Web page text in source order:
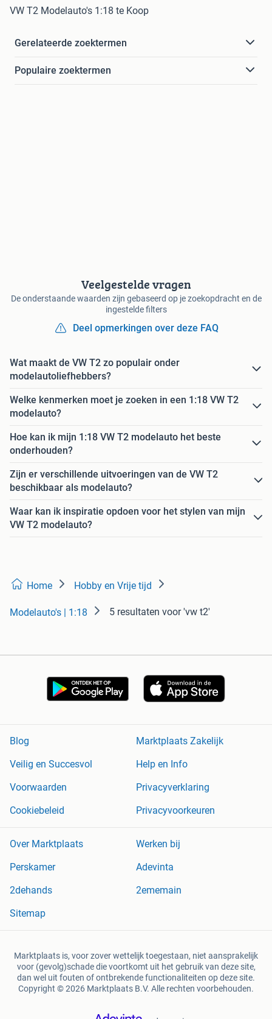
VW T2 Modelauto's 1:18 te Koop
Gerelateerde zoektermen
Populaire zoektermen
Veelgestelde vragen
De onderstaande waarden zijn gebaseerd op je zoekopdracht en de
ingestelde filters
Deel opmerkingen over deze FAQ
Wat maakt de VW T2 zo populair onder
modelautoliefhebbers?
Welke kenmerken moet je zoeken in een 1:18 VW T2
modelauto?
Hoe kan ik mijn 1:18 VW T2 modelauto het beste
onderhouden?
Zijn er verschillende uitvoeringen van de VW T2
beschikbaar als modelauto?
Waar kan ik inspiratie opdoen voor het stylen van mijn
VW T2 modelauto?
Home Hobby en Vrije tijd
Modelauto's | 1:18 5 resultaten voor 'vw t2'
Blog
Marktplaats Zakelijk
Veilig en Succesvol
Help en Info
Voorwaarden
Privacyverklaring
Cookiebeleid
Privacyvoorkeuren
Over Marktplaats
Werken bij
Perskamer
Adevinta
2dehands
2ememain
Sitemap
Marktplaats is, voor zover wettelijk toegestaan, niet aansprakelijk
voor (gevolg)schade die voortkomt uit het gebruik van deze site,
dan wel uit fouten of ontbrekende functionaliteiten op deze site.
Copyright © 2026 Marktplaats B.V. Alle rechten voorbehouden.